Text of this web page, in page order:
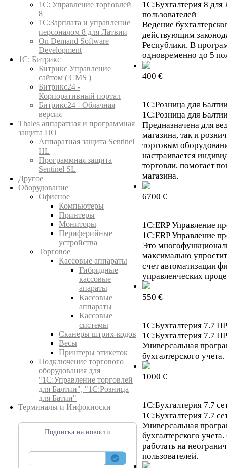
1C: Управление торговлей
8
1С:Зарплата и управление
персоналом 8 для Латвии
On Demand Software
Development
1С: Битрикс
Битрикс Управление
сайтом ( CMS )
Битрикс24 -
Корпоративный портал
Битрикс24 - Облачная
версия
Thales аппаратная и программная
защита ПО
Аппаратная защита Sentinel
HL
Программная защита
Sentinel SL
Другое
Оборудование
Офисное
Компьютеры
Принтеры
Мониторы
Периферийные
устройства
Торговое
Кассовые аппараты
Гибридные
кассовые
апараты
Кассовые
аппараты
Кассовые
системы
Сканеры штрих-кодов
Весы
Принтеры этикеток
Подключение торгового
оборудования для
"1С:Управление торговлей
для Балтии", "1С:Розница
для Батии"
Терминалы и Инфокиоски
Подписка на новости
1С:Бухгалтерия 8 для
пользователей
Ведение
действующим
Республики. В
одновременно до 5
400 €
1С:Розница для
1С:Розница для
Предназначена для
магазина, так и
торговым
настраивается
торговли, помогает
магазина.
6700 €
1С:ERP Управление
1С:ERP Управление
Это
максимально
счет автоматизации
управленческих
550 €
1С:Бухгалтерия 7.7
1С:Бухгалтерия 7.7
Универсальная
бухгалтерского учета.
1000 €
1С:Бухгалтерия 7.7
1С:Бухгалтерия 7.7
Универсальная
бухгалтерского
работать на
пользователей.